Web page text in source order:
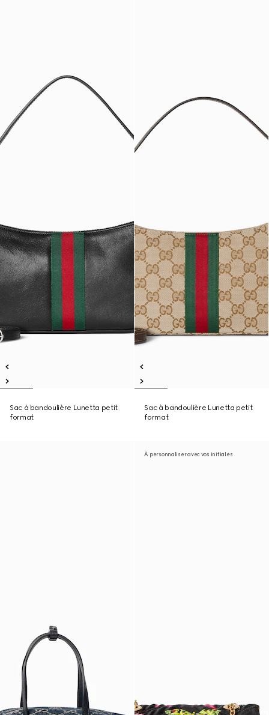
Sac à bandoulière Lunetta petit
format
Sac à bandoulière Lunetta petit
format
À personnaliser avec vos initiales